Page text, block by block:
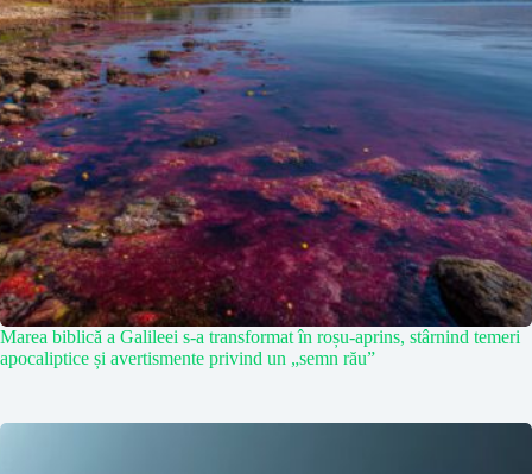
Marea biblică a Galileei s-a transformat în roșu-aprins, stârnind temeri
apocaliptice și avertismente privind un „semn rău”